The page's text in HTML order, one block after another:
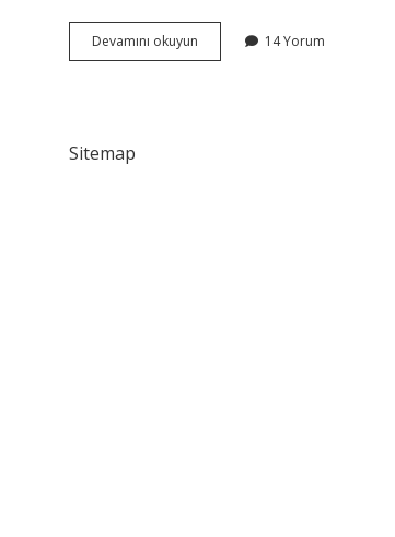
Devamını okuyun Komünist
Devrimi
14 Yorum
Sitemap